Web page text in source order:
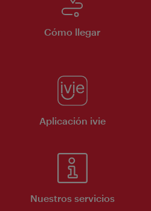
Cómo llegar
Aplicación ivie
Nuestros servicios